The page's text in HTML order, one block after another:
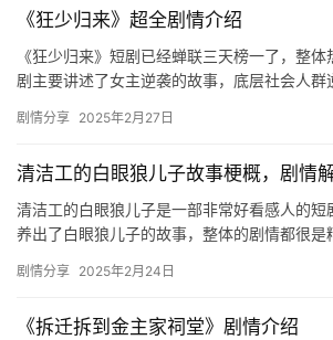
《狂少归来》超全剧情介绍
《狂少归来》短剧已经蝉联三天榜一了，整
剧主要讲述了女主逆袭的故事，底层社会人群
情介绍…
剧情分享 2025年2月27日
清洁工的白眼狼儿子故事梗概，剧情
清洁工的白眼狼儿子是一部非常好看感人的短
养出了白眼狼儿子的故事，整体的剧情都很是
洁工…
剧情分享 2025年2月24日
《拆迁拆到金主家祠堂》剧情介绍